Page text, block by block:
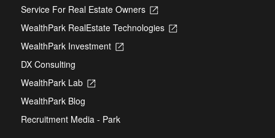
Service For Real Estate Owners
Opens
a
WealthPark RealEstate Technologies
Opens
WealthPark Investment
Opens
DX Consulting
WealthPark Lab
Opens
new
tab
WealthPark Blog
Recruitment Media - Park